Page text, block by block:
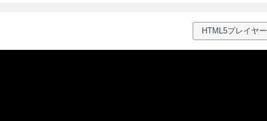
HTML5プレイヤー